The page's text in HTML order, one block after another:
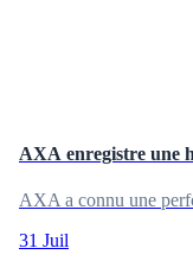
AXA enregistre une
AXA a connu une
31 Juil